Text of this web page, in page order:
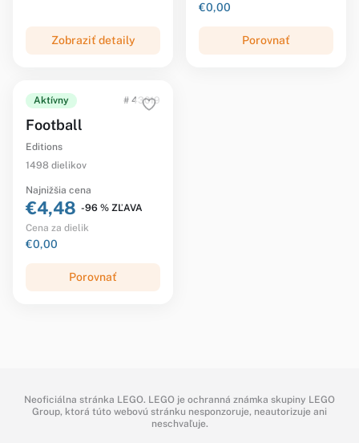
Zobraziť detaily
€0,00
Porovnať
Aktívny # 43019
Football
Editions
1498 dielikov
Najnižšia cena
€4,48 -96 % ZĽAVA
Cena za dielik
€0,00
Porovnať
Neoficiálna stránka LEGO. LEGO je ochranná známka skupiny LEGO
Group, ktorá túto webovú stránku nesponzoruje, neautorizuje ani
neschvaľuje.